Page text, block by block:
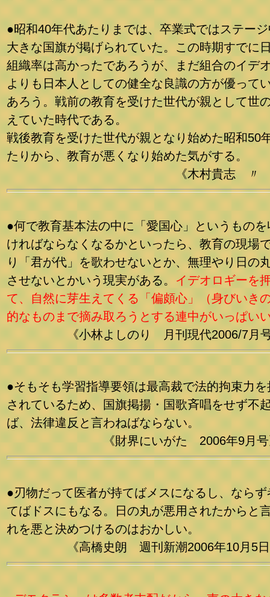
●昭和40年代あたりまでは、卒業式ではステー
大きな国旗が掲げられていた。この時期すでに
組織率は高かったであろうが、まだ組合のイデ
よりも日本人としての健全な良識の方が優って
あろう。戦前の教育を受けた世代が親として世
えていた時代である。
戦後教育を受けた世代が親となり始めた昭和50
たりから、教育が悪くなり始めた気がする。
《木村貴志 〃
●何で教育基本法の中に「愛国心」というものを
ければならなくなるかといったら、教育の現場
り「君が代」を歌わせないとか、無理やり日の
させないとかいう現実がある。 イデオロギーを
て、自然に芽生えてくる「偏頗心」（身びいき
的なものまで摘み取ろうとする連中がいっぱい
《小林よしのり 月刊現代2006/7月
●そもそも学習指導要領は最高裁で法的拘束力を
されているため、国旗掲揚・国歌斉唱をせず不
ば、法律違反と言わねばならない。
《財界にいがた 2006年9月号
●刃物だって医者が持てばメスになるし、ならず
てばドスにもなる。日の丸が悪用されたからと
れを悪と決めつけるのはおかしい。
《高橋史朗 週刊新潮2006年10月5日